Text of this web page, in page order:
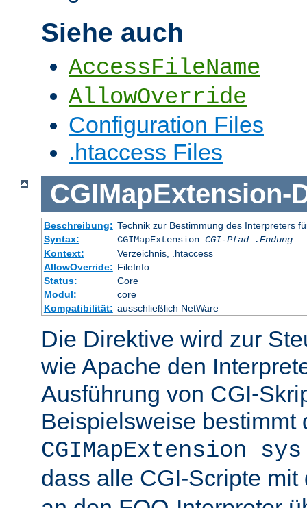
Siehe auch
AccessFileName
AllowOverride
Configuration Files
.htaccess Files
CGIMapExtension-
Beschreibung: Technik zur Bestimmung des Interpreters
Syntax:
CGIMapExtension CGI-Pfad
.Endung
Kontext:
Verzeichnis, .htaccess
AllowOverride: FileInfo
Status:
Core
Modul:
core
Kompatibilität: ausschließlich NetWare
Die Direktive wird zur
wie Apache den
Ausführung von CGI-
Beispielsweise bestimmt
CGIMapExtension
dass alle CGI-Scripte